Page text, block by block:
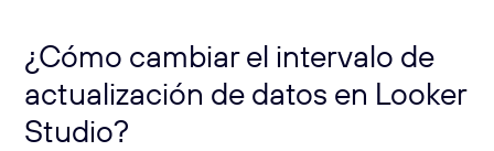
¿Cómo cambiar el intervalo de
actualización de datos en Looker
Studio?